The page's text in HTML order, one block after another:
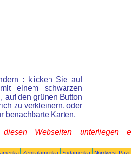
: klicken Sie auf
einem schwarzen
auf den grünen Button
zu verkleinern, oder
benachbarte Karten.
Webseiten unterliegen
Zentralamerika Südamerika
Nordwest-